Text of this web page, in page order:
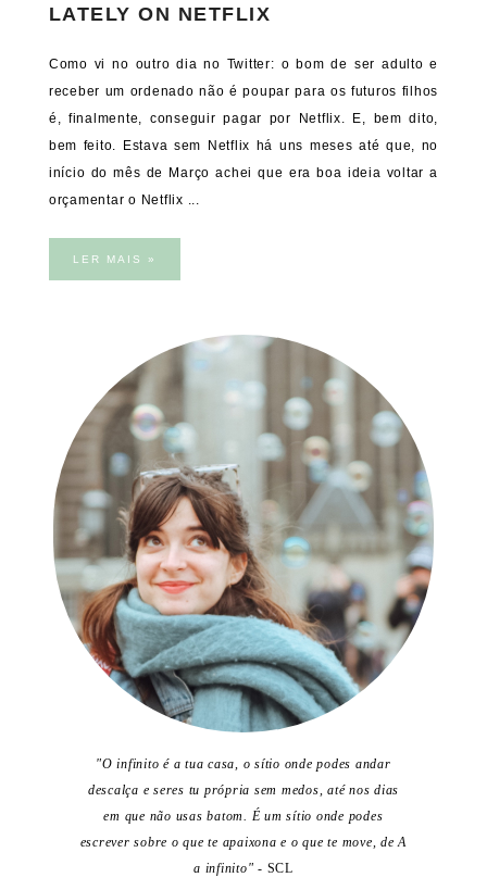
LATELY ON NETFLIX
Como vi no outro dia no Twitter: o bom de ser adulto e
receber um ordenado não é poupar para os futuros filhos
é, finalmente, conseguir pagar por Netflix. E, bem dito,
bem feito. Estava sem Netflix há uns meses até que, no
início do mês de Março achei que era boa ideia voltar a
orçamentar o Netflix ...
LER MAIS »
"O infinito é a tua casa, o sítio onde podes andar
descalça e seres tu própria sem medos, até nos dias
em que não usas batom. É um sítio onde podes
escrever sobre o que te apaixona e o que te move, de A
a infinito"- SCL